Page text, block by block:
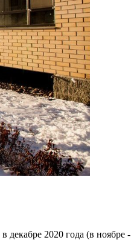
2020 года (в